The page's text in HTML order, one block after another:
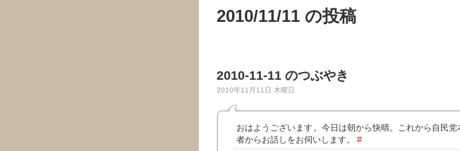
2010/11/11 の投稿
2010-11-11 のつぶやき
2010年11月11日 木曜日
おはようございます。今日は朝から快晴。これから自民
者からお話しをお伺いします。 #